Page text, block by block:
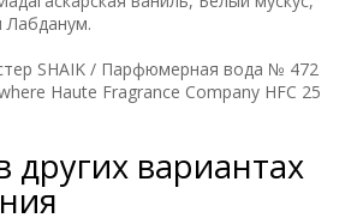
Лабданум.
SHAIK / Парфюмерная вода № 472
Haute Fragrance Company HFC 25
других вариантах